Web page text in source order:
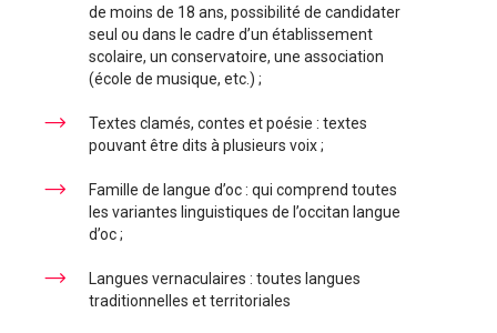
de moins de 18 ans, possibilité de candidater
seul ou dans le cadre d’un établissement
scolaire, un conservatoire, une association
(école de musique, etc.) ;
Textes clamés, contes et poésie : textes
pouvant être dits à plusieurs voix ;
Famille de langue d’oc : qui comprend toutes
les variantes linguistiques de l’occitan langue
d’oc ;
Langues vernaculaires : toutes langues
traditionnelles et territoriales